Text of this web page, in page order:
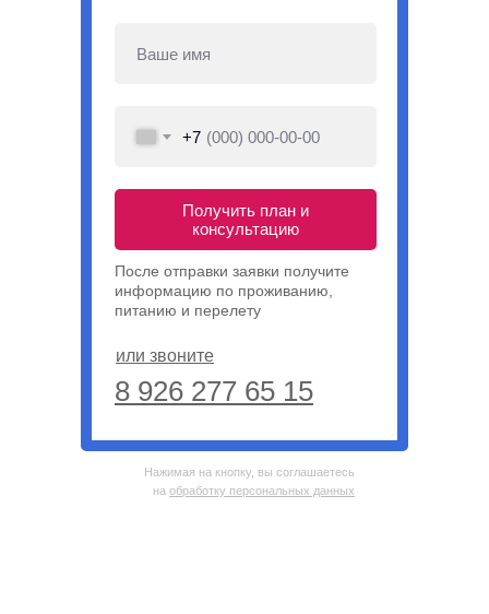
+7
Получить план и
консультацию
Нажимая на кнопку, вы соглашаетесь
на обработку персональных данных
или звоните
После отправки заявки получите
информацию по проживанию,
питанию и перелету
8 926 277 65 15